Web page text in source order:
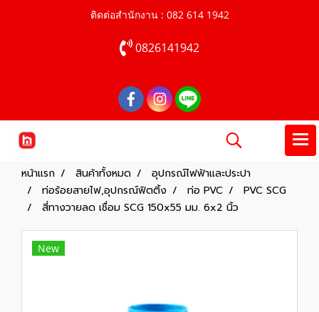
ติดต่อสำนักงาน : 082 614 1942
0826141942
หน้าแรก สินค้าทั้งหมด
อุปกรณ์ไฟฟ้าและประปา
ท่อร้อยสายไฟ,อุปกรณ์ฟิตติ้ง
ท่อ PVC
PVC SCG
สี่ทางวายลด เชื่อม SCG 150x55 มม. 6x2 นิ้ว
New